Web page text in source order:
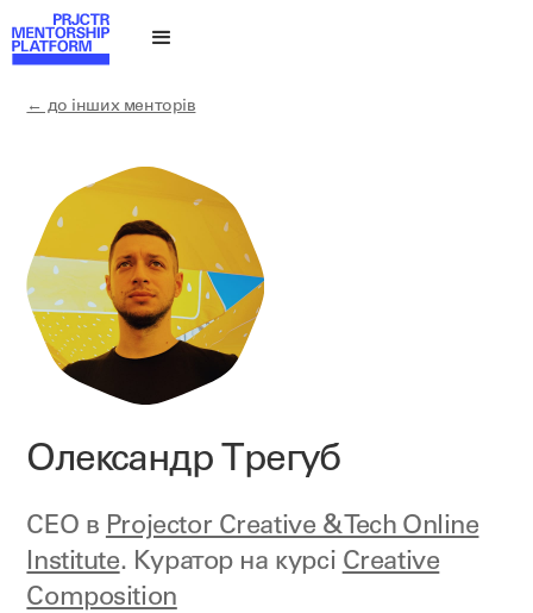
← до інших менторів
Олександр Трегуб
CEO в Projector Creative & Tech Online
Institute. Куратор на курсі Creative
Composition